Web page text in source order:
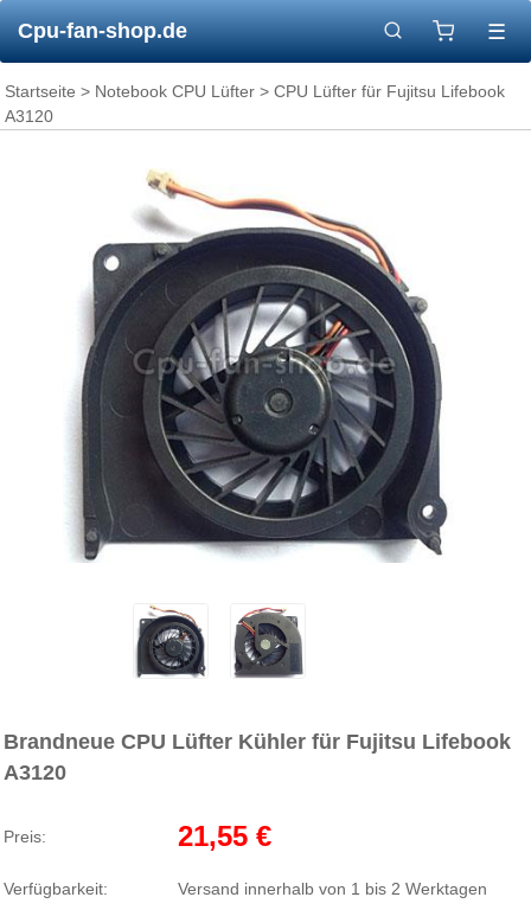
Cpu-fan-shop.de ☰
Startseite > Notebook CPU Lüfter > CPU Lüfter für Fujitsu Lifebook
A3120
Brandneue CPU Lüfter Kühler für Fujitsu Lifebook
A3120
Preis: 21,55 €
Verfügbarkeit: Versand innerhalb von 1 bis 2 Werktagen